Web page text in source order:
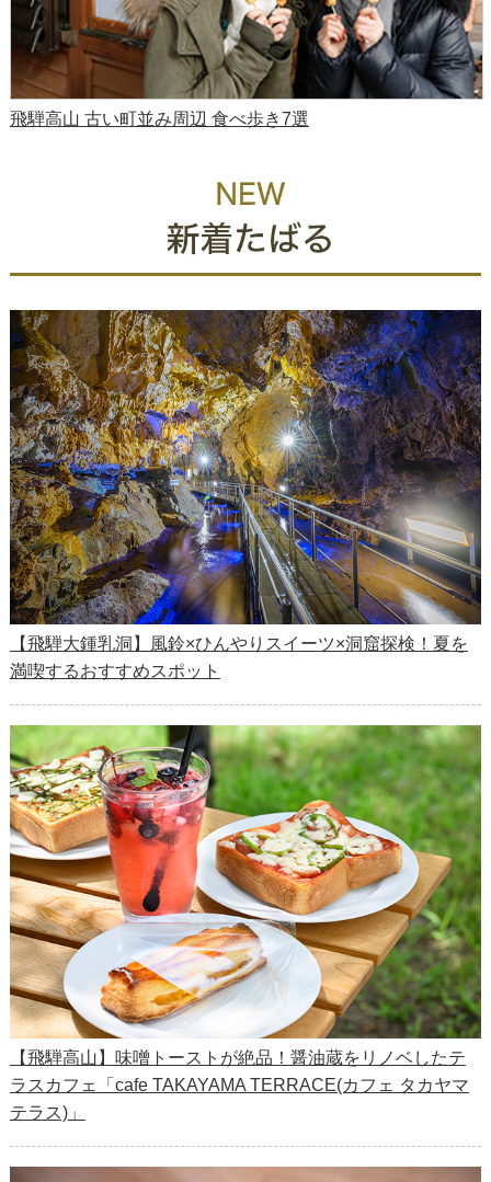
飛騨高山 古い町並み周辺 食べ歩き7選
【飛騨大鍾乳洞】風鈴×ひんやりスイーツ×洞窟探検！夏を
満喫するおすすめスポット
【飛騨高山】味噌トーストが絶品！醤油蔵をリノベしたテ
ラスカフェ「cafe TAKAYAMA TERRACE(カフェ タカヤマ
テラス)」